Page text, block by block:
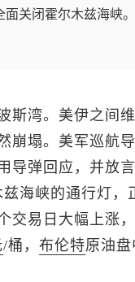
关闭霍尔木兹海峡
斯湾。美伊之间
崩塌。美军巡航
导弹回应，并放
海峡的通行灯，
交易日大幅上涨
/桶， 布伦特原油盘